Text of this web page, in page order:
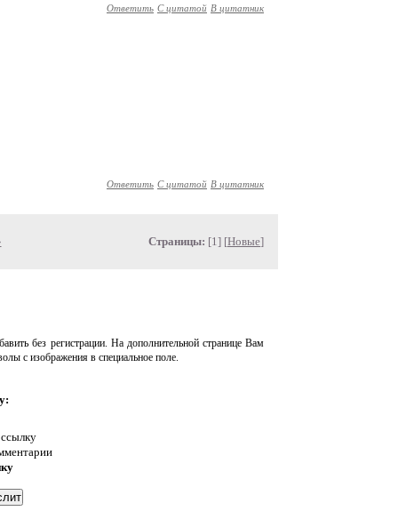
Ответить С цитатой В цитатник
Ответить С цитатой В цитатник
Страницы: [1] [Новые]
без регистрации. На дополнительной странице Вам
с изображения в специальное поле.